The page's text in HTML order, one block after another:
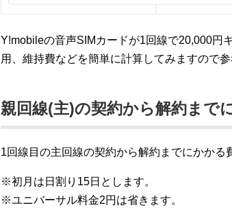
Y!mobileの音声SIMカードが1回線で20,000円
用、維持費などを簡単に計算してみますので参
親回線(主)の契約から解約まで
1回線目の主回線の契約から解約までにかかる
※初月は日割り15日とします。
※ユニバーサル料金2円は省きます。